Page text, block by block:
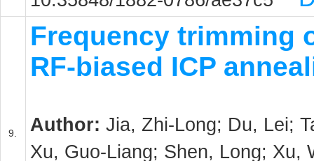
9.
Frequency trimming
RF-biased ICP
Author: Jia, Zhi-Long; Du, Lei;
Xu, Guo-Liang; Shen, Long; Xu,